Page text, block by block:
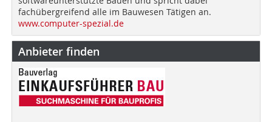
fachübergreifend alle im Bauwesen Tätigen an.
www.computer-spezial.de
Anbieter finden